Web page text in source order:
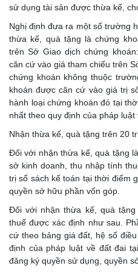
sử dụng tài sản được thừa kế,
Nghị định đưa ra một số trường
thừa kế, quà tặng là chứng
trên Sở Giao dịch chứng
căn cứ vào giá tham chiếu trên
chứng khoán không thuộc
khoán được căn cứ vào giá trị
hành loại chứng khoán đó tại
nhất theo quy định của pháp luật
Nhận thừa kế, quà tặng trên 20
Đối với nhận thừa kế, quà tặng
sở kinh doanh, thu nhập tính
trị sổ sách kế toán tại thời điểm
quyền sở hữu phần vốn góp.
Đối với nhận thừa kế, quà
thuế được xác định như sau.
cứ theo bảng giá đất, hệ số
định của pháp luật về đất đai
đăng ký quyền sử dụng, quyền